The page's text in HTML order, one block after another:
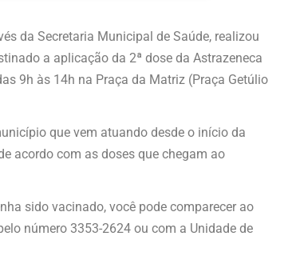
da Secretaria Municipal de Saúde, realizou
a aplicação da 2ª dose da Astrazeneca
9h às 14h na Praça da Matriz (Praça Getúlio
que vem atuando desde o início da
acordo com as doses que chegam ao
sido vacinado, você pode comparecer ao
número 3353-2624 ou com a Unidade de